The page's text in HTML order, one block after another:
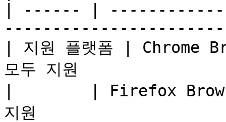
| ------ |
| 지원 플랫폼 | Chrome
모두 지원
|        | Firefox
지원